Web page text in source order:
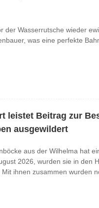
der Wasserrutsche wieder
was eine perfekte
leistet Beitrag zur
ausgewildert
aus der Wilhelma hat
2026, wurden sie in den
ihnen zusammen wurden